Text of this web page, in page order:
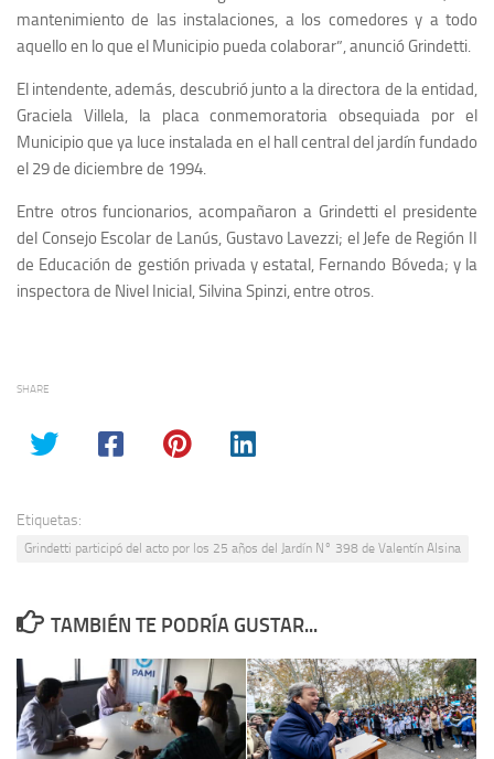
mantenimiento de las instalaciones, a los comedores y a todo
aquello en lo que el Municipio pueda colaborar”, anunció Grindetti.
El intendente, además, descubrió junto a la directora de la entidad,
Graciela Villela, la placa conmemoratoria obsequiada por el
Municipio que ya luce instalada en el hall central del jardín fundado
el 29 de diciembre de 1994.
Entre otros funcionarios, acompañaron a Grindetti el presidente
del Consejo Escolar de Lanús, Gustavo Lavezzi; el Jefe de Región II
de Educación de gestión privada y estatal, Fernando Bóveda; y la
inspectora de Nivel Inicial, Silvina Spinzi, entre otros.
SHARE
Etiquetas:
Grindetti participó del acto por los 25 años del Jardín N° 398 de Valentín Alsina
TAMBIÉN TE PODRÍA GUSTAR...